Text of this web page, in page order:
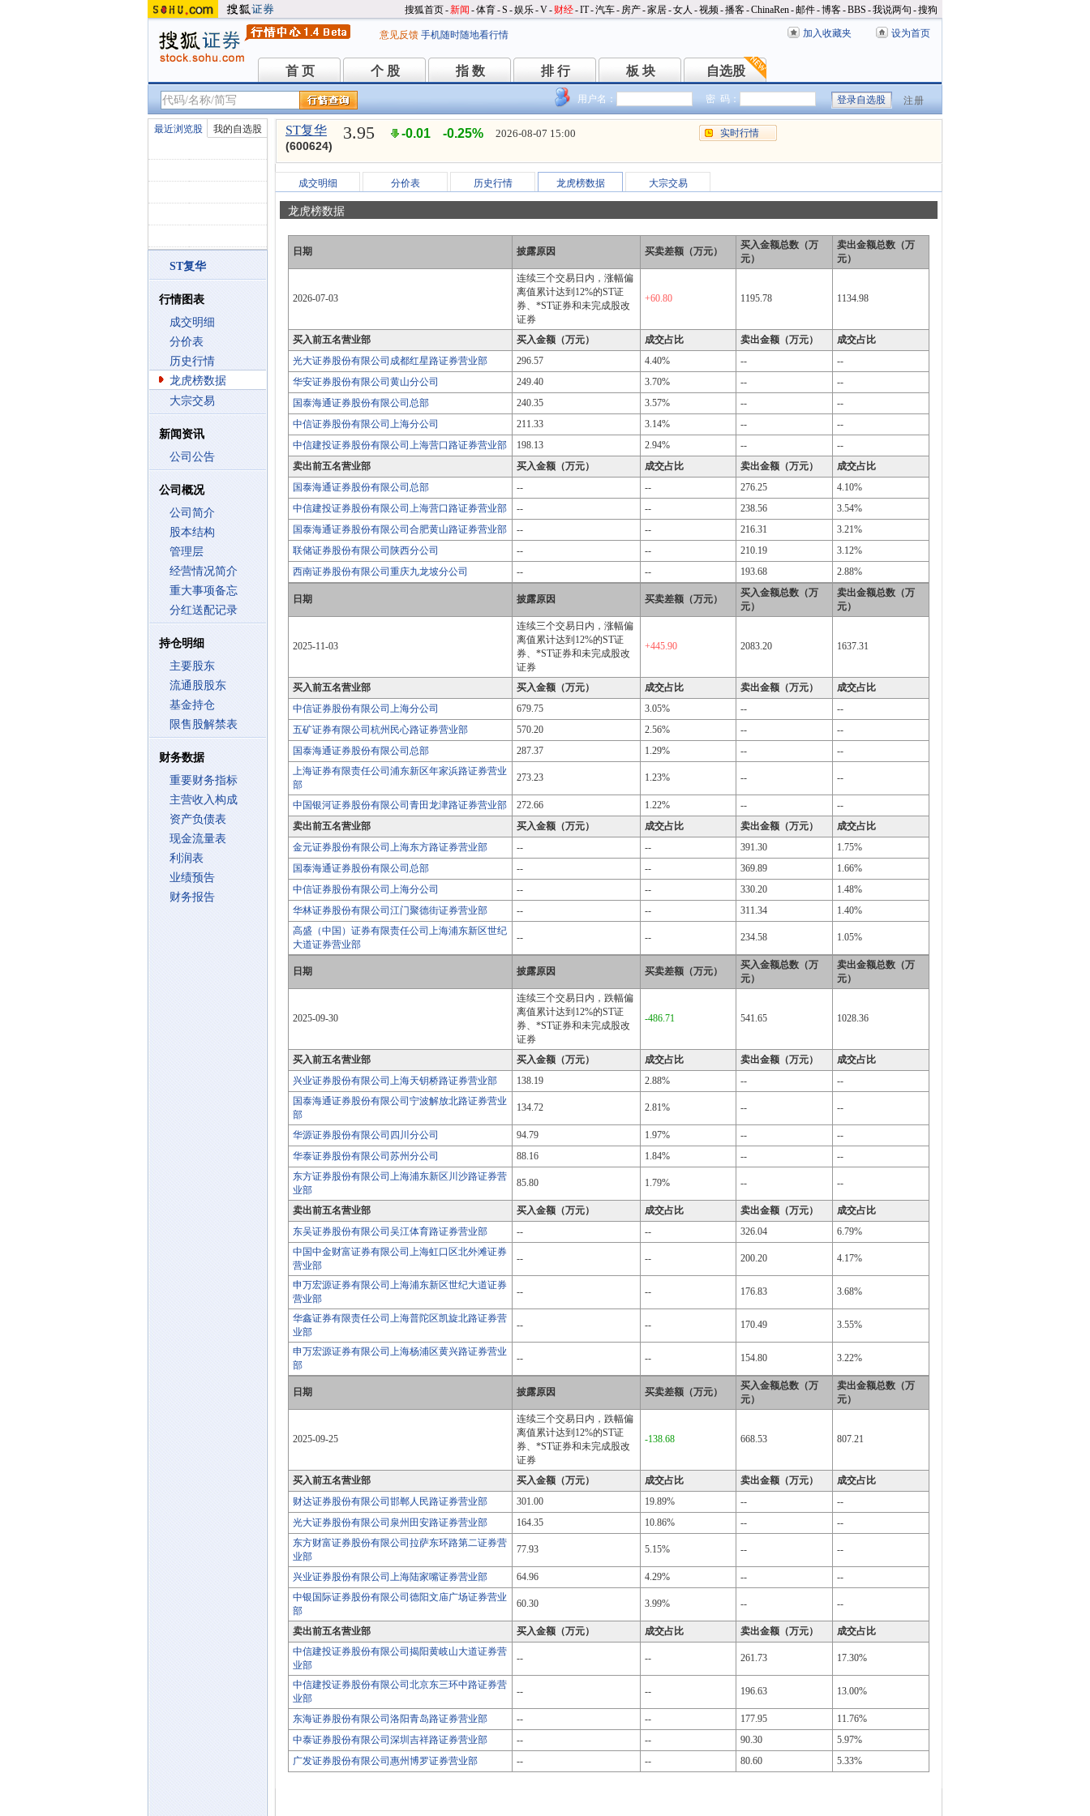
搜狐首页-新闻 -体育-S -娱乐-V- 财经-IT-汽车- 房产-家居-女人 -视频-播客-ChinaRen-邮件-博客-BBS -我说两句 -搜狗
意见反馈 手机随时随地看行情 加入收藏夹 设为首页
首 页
首 页 个 股
个 股 指 数
指 数 排 行
排 行 板 块
板 块 自选股
自选股
用户名： 密 码： 注册
最近浏览股 我的自选股
ST复华
行情图表
成交明细
分价表
历史行情
龙虎榜数据
大宗交易
新闻资讯
公司公告
公司概况
公司简介
股本结构
管理层
经营情况简介
重大事项备忘
分红送配记录
持仓明细
主要股东
流通股股东
基金持仓
限售股解禁表
财务数据
重要财务指标
主营收入构成
资产负债表
现金流量表
利润表
业绩预告
财务报告
ST复华
(600624)
3.95 -0.01 -0.25% 2026-08-07 15:00 实时行情
成交明细 分价表 历史行情 龙虎榜数据 大宗交易
龙虎榜数据
日期 披露原因 买卖差额（万元）
买入金额总数（万
元）
卖出金额总数（万
元）
2026-07-03
连续三个交易日内，涨幅偏
离值累计达到12%的ST证
券、*ST证券和未完成股改
证券
+60.80 1195.78 1134.98
买入前五名营业部 买入金额（万元） 成交占比 卖出金额（万元）
成交占比
光大证券股份有限公司成都红星路证券营业部
296.57 4.40% --
--
华安证券股份有限公司黄山分公司
249.40 3.70% --
--
国泰海通证券股份有限公司总部
240.35 3.57% --
--
中信证券股份有限公司上海分公司
211.33 3.14% --
--
中信建投证券股份有限公司上海营口路证券营业部
198.13 2.94% --
--
卖出前五名营业部
买入金额（万元） 成交占比 卖出金额（万元）
成交占比
国泰海通证券股份有限公司总部
-- -- 276.25
4.10%
中信建投证券股份有限公司上海营口路证券营业部
-- -- 238.56
3.54%
国泰海通证券股份有限公司合肥黄山路证券营业部
-- -- 216.31
3.21%
联储证券股份有限公司陕西分公司
-- -- 210.19
3.12%
西南证券股份有限公司重庆九龙坡分公司
-- -- 193.68 2.88%
日期 披露原因 买卖差额（万元）
买入金额总数（万
元）
卖出金额总数（万
元）
2025-11-03
连续三个交易日内，涨幅偏
离值累计达到12%的ST证
券、*ST证券和未完成股改
证券
+445.90 2083.20 1637.31
买入前五名营业部 买入金额（万元） 成交占比 卖出金额（万元）
成交占比
中信证券股份有限公司上海分公司
679.75 3.05% --
--
五矿证券有限公司杭州民心路证券营业部
570.20 2.56% --
--
国泰海通证券股份有限公司总部
287.37 1.29% --
--
上海证券有限责任公司浦东新区年家浜路证券营业
部
273.23 1.23% -- --
中国银河证券股份有限公司青田龙津路证券营业部 272.66 1.22% --
--
卖出前五名营业部
买入金额（万元） 成交占比 卖出金额（万元）
成交占比
金元证券股份有限公司上海东方路证券营业部
-- -- 391.30
1.75%
国泰海通证券股份有限公司总部
-- -- 369.89
1.66%
中信证券股份有限公司上海分公司
-- -- 330.20
1.48%
华林证券股份有限公司江门聚德街证券营业部
-- -- 311.34
1.40%
高盛（中国）证券有限责任公司上海浦东新区世纪
大道证券营业部
-- -- 234.58 1.05%
日期 披露原因 买卖差额（万元）
买入金额总数（万
元）
卖出金额总数（万
元）
2025-09-30
连续三个交易日内，跌幅偏
离值累计达到12%的ST证
券、*ST证券和未完成股改
证券
-486.71 541.65 1028.36
买入前五名营业部 买入金额（万元） 成交占比 卖出金额（万元）
成交占比
兴业证券股份有限公司上海天钥桥路证券营业部
138.19 2.88% --
--
国泰海通证券股份有限公司宁波解放北路证券营业
部
134.72 2.81% -- --
华源证券股份有限公司四川分公司 94.79 1.97% --
--
华泰证券股份有限公司苏州分公司
88.16 1.84% --
--
东方证券股份有限公司上海浦东新区川沙路证券营
业部
85.80 1.79% -- --
卖出前五名营业部 买入金额（万元） 成交占比 卖出金额（万元）
成交占比
东吴证券股份有限公司吴江体育路证券营业部
-- -- 326.04
6.79%
中国中金财富证券有限公司上海虹口区北外滩证券
营业部
-- -- 200.20 4.17%
申万宏源证券有限公司上海浦东新区世纪大道证券
营业部
-- -- 176.83 3.68%
华鑫证券有限责任公司上海普陀区凯旋北路证券营
业部
-- -- 170.49 3.55%
申万宏源证券有限公司上海杨浦区黄兴路证券营业
部
-- -- 154.80 3.22%
日期 披露原因 买卖差额（万元）
买入金额总数（万
元）
卖出金额总数（万
元）
2025-09-25
连续三个交易日内，跌幅偏
离值累计达到12%的ST证
券、*ST证券和未完成股改
证券
-138.68 668.53 807.21
买入前五名营业部 买入金额（万元） 成交占比 卖出金额（万元）
成交占比
财达证券股份有限公司邯郸人民路证券营业部
301.00 19.89% --
--
光大证券股份有限公司泉州田安路证券营业部
164.35 10.86% --
--
东方财富证券股份有限公司拉萨东环路第二证券营
业部
77.93 5.15% -- --
兴业证券股份有限公司上海陆家嘴证券营业部 64.96 4.29% --
--
中银国际证券股份有限公司德阳文庙广场证券营业
部
60.30 3.99% -- --
卖出前五名营业部 买入金额（万元） 成交占比 卖出金额（万元）
成交占比
中信建投证券股份有限公司揭阳黄岐山大道证券营
业部
-- -- 261.73 17.30%
中信建投证券股份有限公司北京东三环中路证券营
业部
-- -- 196.63 13.00%
东海证券股份有限公司洛阳青岛路证券营业部 -- -- 177.95
11.76%
中泰证券股份有限公司深圳吉祥路证券营业部
-- -- 90.30
5.97%
广发证券股份有限公司惠州博罗证券营业部
-- -- 80.60 5.33%